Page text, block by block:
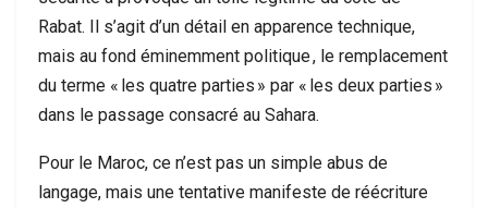
Rabat. Il s’agit d’un détail en apparence technique,
mais au fond éminemment politique , le remplacement
du terme « les quatre parties » par « les deux parties »
dans le passage consacré au Sahara.
Pour le Maroc, ce n’est pas un simple abus de
langage, mais une tentative manifeste de réécriture